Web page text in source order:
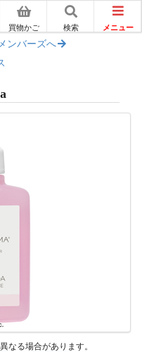
買物かご 検索 メニュー
ンバーズへ
なる場合があります。